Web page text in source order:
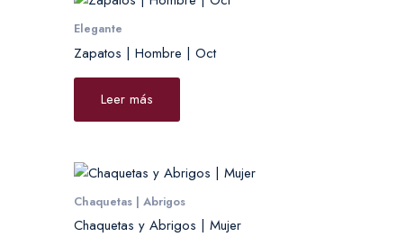
Elegante
Zapatos | Hombre | Oct
Leer más
Chaquetas | Abrigos
Chaquetas y Abrigos | Mujer